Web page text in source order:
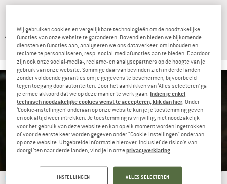
de Mont Blanc ook genoemd als het hoogste punt van Europa.
Azië trekt, want de Elbroes is met […]
... lees meer
Knowhow
Bergvriend Gastauteur 04.05.2026
Wij gebruiken cookies en vergelijkbare technologieën om de noodzakelijke
functies van onze website te garanderen. Bovendien bieden we bijkomende
diensten en functies aan, analyseren we ons dataverkeer, om inhouden en
reclame te personaliseren, resp. social-mediafuncties aan te bieden. Daardoor
zijn ook onze social-media-, reclame- en analysepartners op de hoogte van je
gebruik van onze website. Sommige daarvan bevinden zich in derde landen
zonder voldoende garanties om je gegevens te beschermen, bijvoorbeeld
tegen toegang door autoriteiten. Door het aanklikken van ‘Alles selecteren’ ga
je ermee akkoord dat we op deze manier te werk gaan. Indien je enkel
technisch noodzakelijke cookies wenst te accepteren, klik dan hier . Onder
‘Cookie-instellingen’ onderaan op onze website kun je je toestemming geven
en ook altijd weer intrekken. Je toestemming is vrijwillig, niet noodzakelijk
voor het gebruik van deze website en kan op elk moment worden ingetrokken
of voor de eerste keer worden gegeven onder "Cookie-instellingen" onderaan
op onze website. Uitgebreide informatie hierover, inclusief de risico's van
doorgiften naar derde landen, vind je in onzeprivacyverklaring
INSTELLINGEN ALLES SELECTEREN